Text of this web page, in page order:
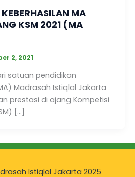
MA
KSM 2021 (MA
2, 2021
satuan pendidikan
Madrasah Istiqlal Jakarta
prestasi di ajang Kompetisi
[…]
Istiqlal Jakarta 2025